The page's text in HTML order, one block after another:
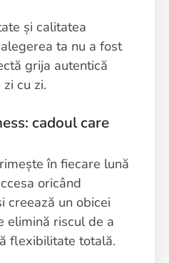
și calitatea
ta nu a fost
grija autentică
cu zi.
cadoul care
în fiecare lună
oricând
creează un obicei
elimină riscul de a
flexibilitate totală.